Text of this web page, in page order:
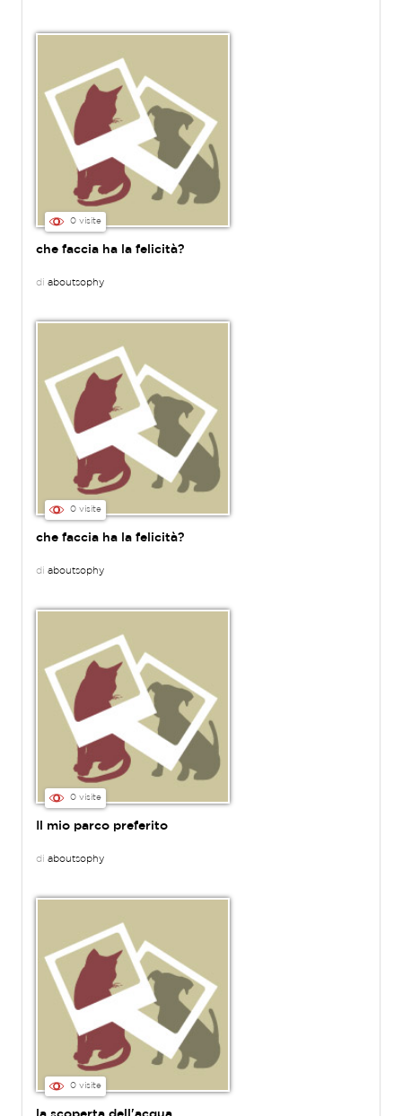
0 visite
che faccia ha la felicità?
di aboutsophy
0 visite
che faccia ha la felicità?
di aboutsophy
0 visite
Il mio parco preferito
di aboutsophy
0 visite